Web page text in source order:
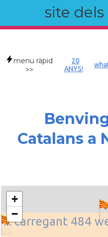
site dels
menu ràpid
>>
20
ANYS!
Catalans a
... carregant 484
+
−